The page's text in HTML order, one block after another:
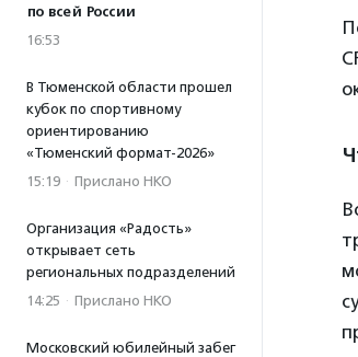
по всей России
16:53
В Тюменской области прошел
кубок по спортивному
ориентированию
«Тюменский формат-2026»
15:19 · Прислано НКО
Организация «Радость»
открывает сеть
региональных подразделений
14:25 · Прислано НКО
Московский юбилейный забег